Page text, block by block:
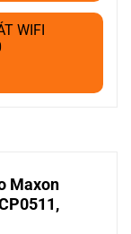
WIFI
Maxon